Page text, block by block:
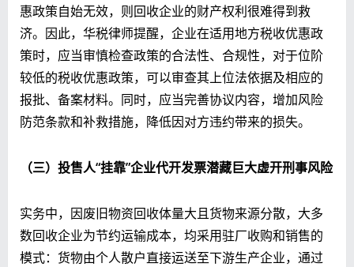
惠政策自始无效，则回收企业的财产权利很难得到救
济。因此，华税律师提醒，企业在适用地方税收优惠政
策时，应当审慎检查政策的合法性、合规性，对于位阶
较低的税收优惠政策，可以审查其上位法依据及相应的
报批、备案材料。同时，应当完善协议内容，增加风险
防范条款和补救措施，降低因对方违约带来的损失。
（三）投售人“挂靠”企业代开发票潜藏巨大虚开刑事风险
实务中，因废旧物资回收体量大且货物来源分散，大多
数回收企业为节约运输成本，均采用驻厂收购和销售的
模式：货物由个人散户直接运送至下游生产企业，通过